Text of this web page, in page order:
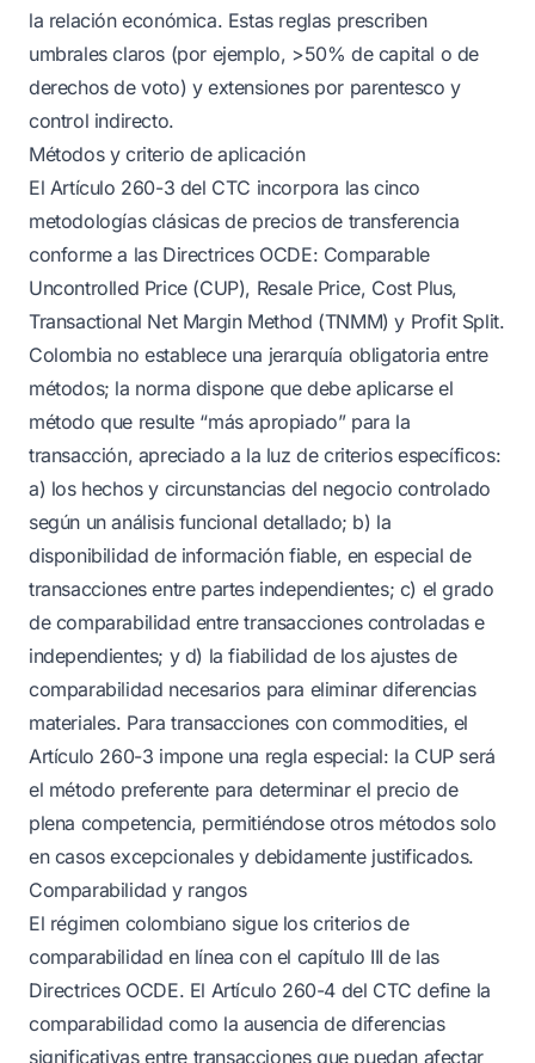
la relación económica. Estas reglas prescriben
umbrales claros (por ejemplo, >50% de capital o de
derechos de voto) y extensiones por parentesco y
control indirecto.
Métodos y criterio de aplicación
El Artículo 260-3 del CTC incorpora las cinco
metodologías clásicas de precios de transferencia
conforme a las Directrices OCDE: Comparable
Uncontrolled Price (CUP), Resale Price, Cost Plus,
Transactional Net Margin Method (TNMM) y Profit Split.
Colombia no establece una jerarquía obligatoria entre
métodos; la norma dispone que debe aplicarse el
método que resulte “más apropiado” para la
transacción, apreciado a la luz de criterios específicos:
a) los hechos y circunstancias del negocio controlado
según un análisis funcional detallado; b) la
disponibilidad de información fiable, en especial de
transacciones entre partes independientes; c) el grado
de comparabilidad entre transacciones controladas e
independientes; y d) la fiabilidad de los ajustes de
comparabilidad necesarios para eliminar diferencias
materiales. Para transacciones con commodities, el
Artículo 260-3 impone una regla especial: la CUP será
el método preferente para determinar el precio de
plena competencia, permitiéndose otros métodos solo
en casos excepcionales y debidamente justificados.
Comparabilidad y rangos
El régimen colombiano sigue los criterios de
comparabilidad en línea con el capítulo III de las
Directrices OCDE. El Artículo 260-4 del CTC define la
comparabilidad como la ausencia de diferencias
significativas entre transacciones que puedan afectar